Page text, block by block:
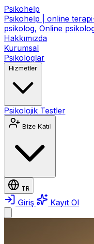
Psikohelp
Psikohelp | online
psikolog, Online
Hakkımızda
Kurumsal
Psikologlar
Hizmetler
Psikolojik Testler
Bize Katıl
TR
Giriş Kayıt Ol